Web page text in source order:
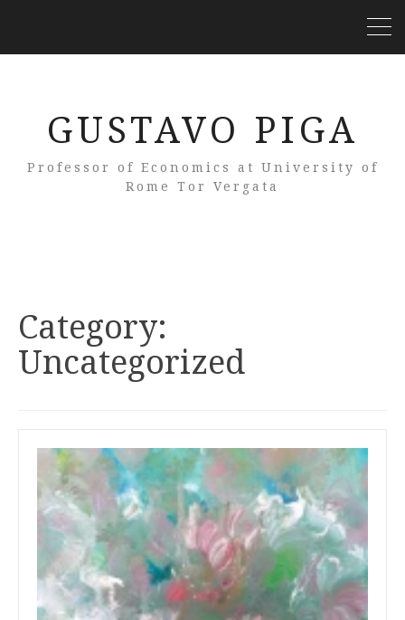
GUSTAVO PIGA
Professor of Economics at University of
Rome Tor Vergata
Category:
Uncategorized